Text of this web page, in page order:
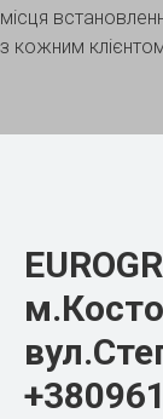
місця
з кожним